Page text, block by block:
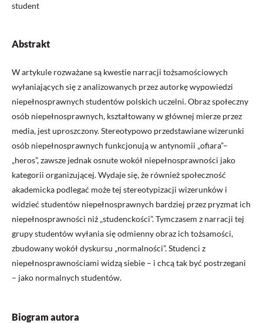
student
Abstrakt
W artykule rozważane są kwestie narracji tożsamościowych
wyłaniających się z analizowanych przez autorkę wypowiedzi
niepełnosprawnych studentów polskich uczelni. Obraz społeczny
osób niepełnosprawnych, kształtowany w głównej mierze przez
media, jest uproszczony. Stereotypowo przedstawiane wizerunki
osób niepełnosprawnych funkcjonują w antynomii „ofiara”–
„heros”, zawsze jednak osnute wokół niepełnosprawności jako
kategorii organizującej. Wydaje się, że również społeczność
akademicka podlegać może tej stereotypizacji wizerunków i
widzieć studentów niepełnosprawnych bardziej przez pryzmat ich
niepełnosprawności niż „studenckości”. Tymczasem z narracji tej
grupy studentów wyłania się odmienny obraz ich tożsamości,
zbudowany wokół dyskursu „normalności”. Studenci z
niepełnosprawnościami widzą siebie – i chcą tak być postrzegani
– jako normalnych studentów.
Biogram autora